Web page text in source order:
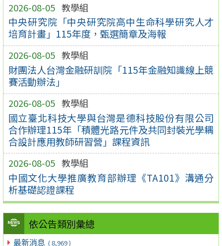
2026-08-05 教學組
中央研究院「中央研究院高中生命科學研究人才
培育計畫」115年度，甄選簡章及海報
2026-08-05 教學組
財團法人台灣金融研訓院「115年金融知識線上競
賽活動辦法」
2026-08-05 教學組
國立臺北科技大學與台灣是德科技股份有限公司
合作辦理115年「積體光路元件及共同封裝光學耦
合設計應用教師研習營」課程資訊
2026-08-05 教學組
中國文化大學推廣教育部辦理《TA101》溝通分
析基礎認證課程
依公告類別彙總
最新消息 ( 8,969 )